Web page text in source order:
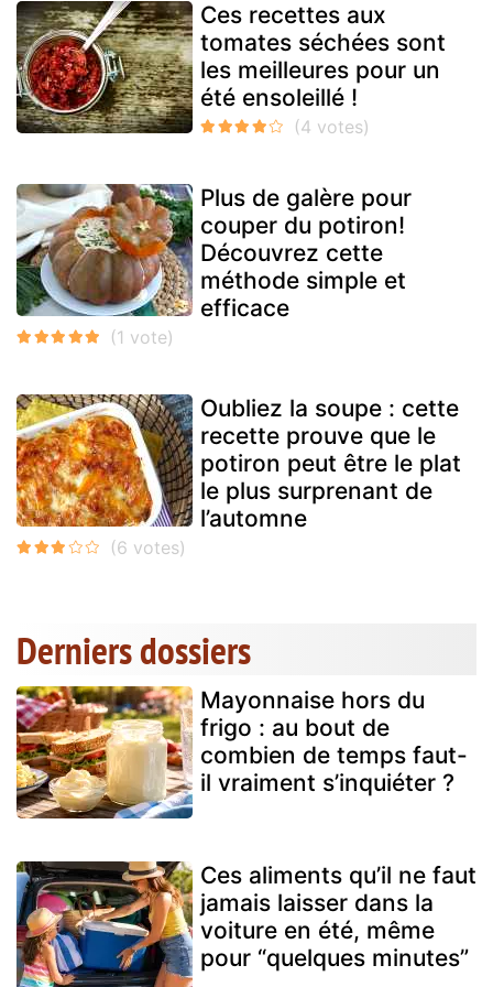
Ces recettes aux
tomates séchées sont
les meilleures pour un
été ensoleillé !
Plus de galère pour
couper du potiron!
Découvrez cette
méthode simple et
efficace
Oubliez la soupe : cette
recette prouve que le
potiron peut être le plat
le plus surprenant de
l’automne
Derniers dossiers
Mayonnaise hors du
frigo : au bout de
combien de temps faut-
il vraiment s’inquiéter ?
Ces aliments qu’il ne faut
jamais laisser dans la
voiture en été, même
pour “quelques minutes”